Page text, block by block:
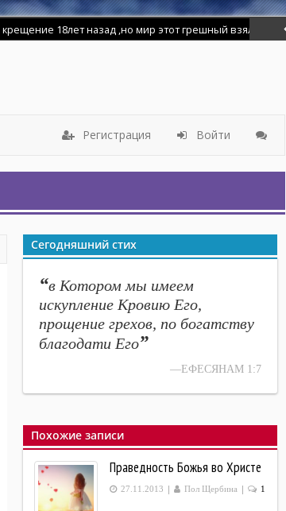
18лет назад ,но мир этот грешный взял надо
Регистрация Войти
Сегодняшний стих
“в Котором мы имеем
искупление Кровию Его,
прощение грехов, по богатству
благодати Его”
—ЕФЕСЯНАМ 1:7
Похожие записи
Праведность Божья во Христе
27.11.2013 | Пол Щербина | 1